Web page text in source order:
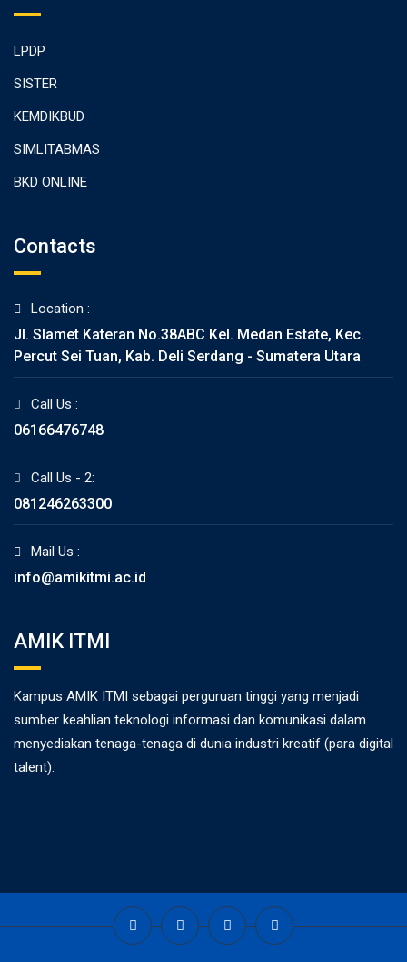
LPDP
SISTER
KEMDIKBUD
SIMLITABMAS
BKD ONLINE
Contacts
Location :
Jl. Slamet Kateran No.38ABC Kel. Medan Estate, Kec.
Percut Sei Tuan, Kab. Deli Serdang - Sumatera Utara
Call Us :
06166476748
Call Us - 2:
081246263300
Mail Us :
info@amikitmi.ac.id
AMIK ITMI
Kampus AMIK ITMI sebagai perguruan tinggi yang menjadi
sumber keahlian teknologi informasi dan komunikasi dalam
menyediakan tenaga-tenaga di dunia industri kreatif (para digital
talent).